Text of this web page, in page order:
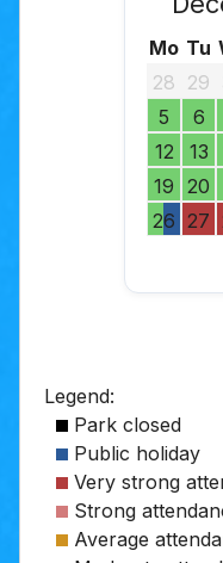
Mo Tu
28 29
5
6
12
13
19 20
26 27
Legend:
Park closed
Public holiday
Very strong
Strong
Average